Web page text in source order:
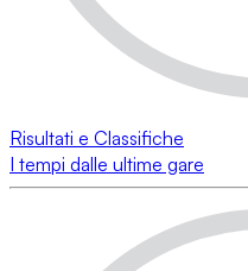
Risultati e Classifiche
I tempi dalle ultime gare